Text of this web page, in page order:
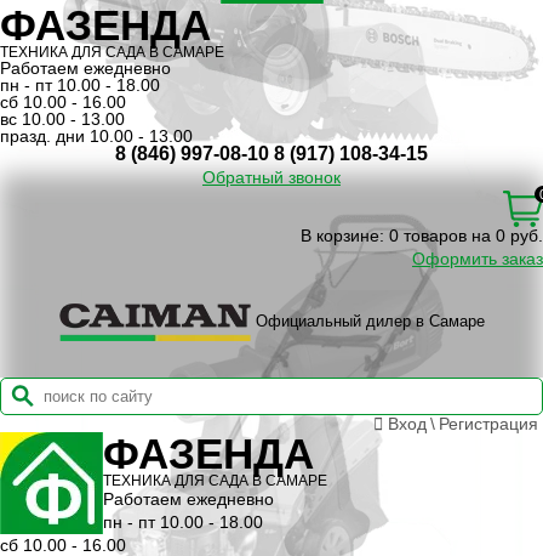
ФАЗЕНДА
ТЕХНИКА ДЛЯ САДА В САМАРЕ
Работаем ежедневно
пн - пт 10.00 - 18.00
сб 10.00 - 16.00
вс 10.00 - 13.00
празд. дни 10.00 - 13.00
8 (846) 997-08-10 8 (917) 108-34-15
Обратный звонок
В корзине: 0 товаров на 0 руб.
Оформить заказ
Официальный дилер в Самаре
Вход \ Регистрация
ФАЗЕНДА
ТЕХНИКА ДЛЯ САДА В САМАРЕ
Работаем ежедневно
пн - пт 10.00 - 18.00
сб 10.00 - 16.00